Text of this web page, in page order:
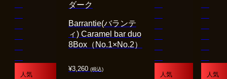
人気
¥3,260 (税込)
Barrantie(バランテ
ィ) Caramel bar duo
8Box（No.1×No.2）
ダーク
人気 人気